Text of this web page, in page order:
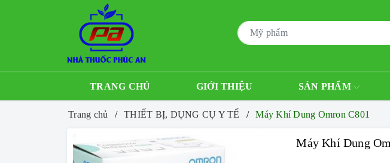
TRANG CHỦ GIỚI THIỆU SẢN PHẨM
Trang chủ THIẾT BỊ, DỤNG CỤ Y TẾ Máy Khí Dung Omron C801
Máy Khí Dung